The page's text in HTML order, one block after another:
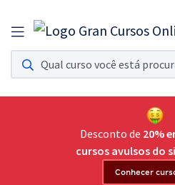
Assinatura Ilimitada 11
Acesso a todos os cursos. Teste grátis por 7
Assinatura OAB Até Passar
Acesso ilimitado a toda preparação para o
Desconto de 20%
cursos avulsos do
Conhecer